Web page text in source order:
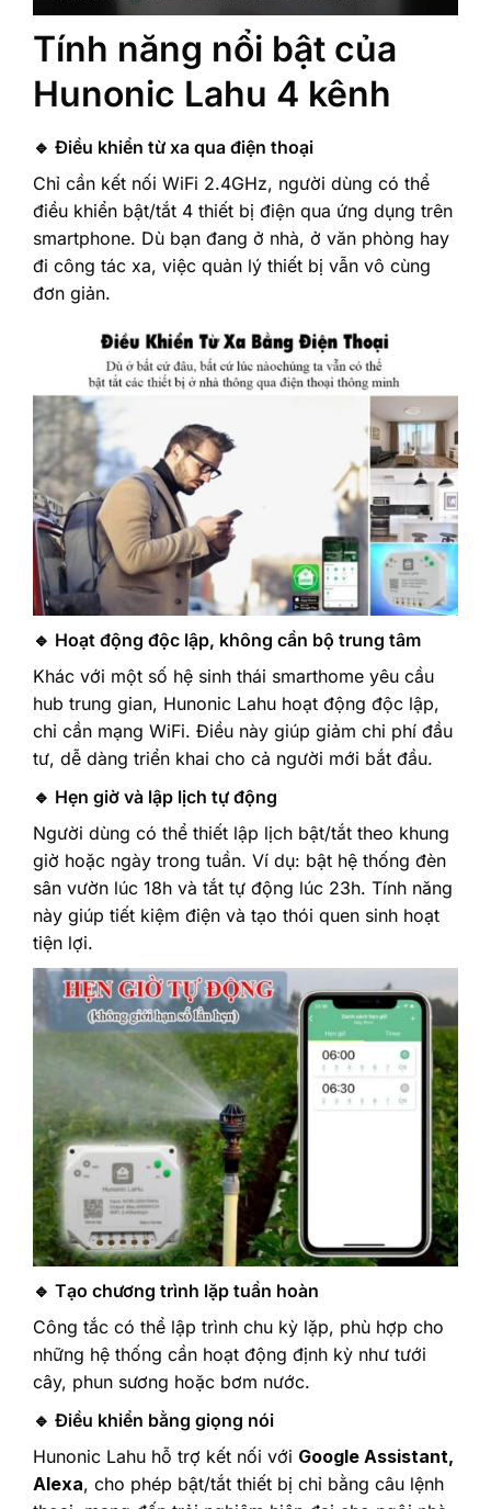
Tính năng nổi bật của
Hunonic Lahu 4 kênh
🔹 Điều khiển từ xa qua điện thoại
Chỉ cần kết nối WiFi 2.4GHz, người dùng có thể
điều khiển bật/tắt 4 thiết bị điện qua ứng dụng trên
smartphone. Dù bạn đang ở nhà, ở văn phòng hay
đi công tác xa, việc quản lý thiết bị vẫn vô cùng
đơn giản.
🔹 Hoạt động độc lập, không cần bộ trung tâm
Khác với một số hệ sinh thái smarthome yêu cầu
hub trung gian, Hunonic Lahu hoạt động độc lập,
chỉ cần mạng WiFi. Điều này giúp giảm chi phí đầu
tư, dễ dàng triển khai cho cả người mới bắt đầu.
🔹 Hẹn giờ và lập lịch tự động
Người dùng có thể thiết lập lịch bật/tắt theo khung
giờ hoặc ngày trong tuần. Ví dụ: bật hệ thống đèn
sân vườn lúc 18h và tắt tự động lúc 23h. Tính năng
này giúp tiết kiệm điện và tạo thói quen sinh hoạt
tiện lợi.
🔹 Tạo chương trình lặp tuần hoàn
Công tắc có thể lập trình chu kỳ lặp, phù hợp cho
những hệ thống cần hoạt động định kỳ như tưới
cây, phun sương hoặc bơm nước.
🔹 Điều khiển bằng giọng nói
Hunonic Lahu hỗ trợ kết nối với Google Assistant,
Alexa, cho phép bật/tắt thiết bị chỉ bằng câu lệnh